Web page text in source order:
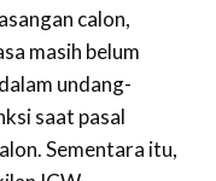
calon,
masih belum
undang-
saat pasal
Sementara itu,